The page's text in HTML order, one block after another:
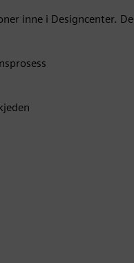
inne i Designcenter. De